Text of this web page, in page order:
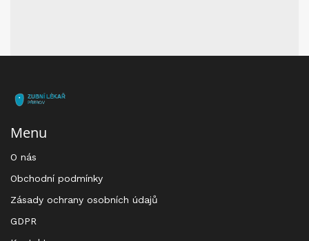
Menu
O nás
Obchodní podmínky
Zásady ochrany osobních údajů
GDPR